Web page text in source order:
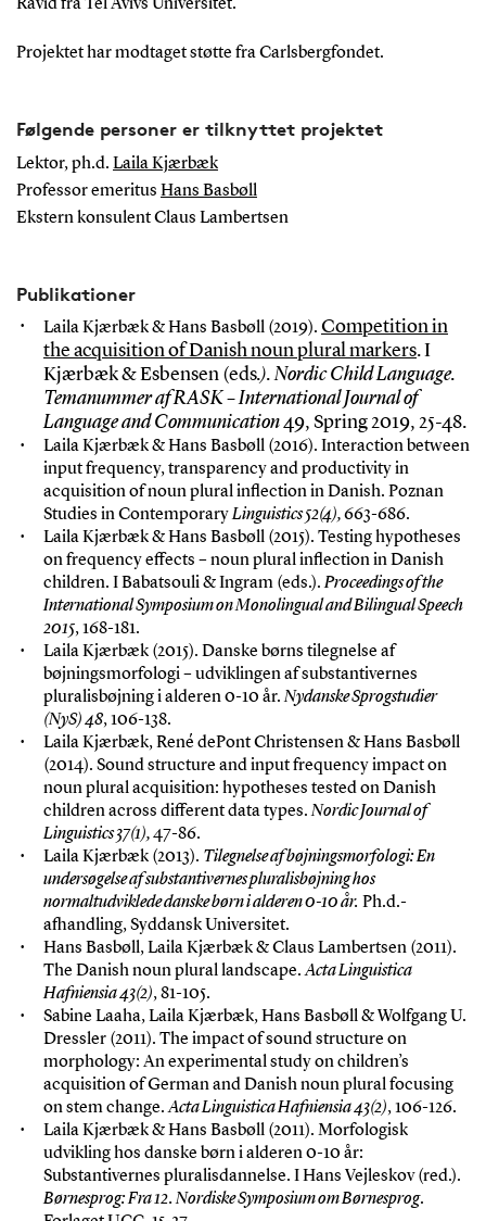
Ravid fra Tel Avivs Universitet.
Projektet har modtaget støtte fra Carlsbergfondet.
Følgende personer er tilknyttet projektet
Lektor, ph.d. Laila Kjærbæk
Professor emeritus Hans Basbøll
Ekstern konsulent Claus Lambertsen
Publikationer
Laila Kjærbæk & Hans Basbøll (2019). Competition in
the acquisition of Danish noun plural markers. I
Kjærbæk & Esbensen (eds.). Nordic Child Language.
Temanummer af RASK – International Journal of
Language and Communication49, Spring 2019, 25-48.
Laila Kjærbæk & Hans Basbøll (2016). Interaction between
input frequency, transparency and productivity in
acquisition of noun plural inflection in Danish. Poznan
Studies in ContemporaryLinguistics 52(4),663-686.
Laila Kjærbæk & Hans Basbøll (2015). Testing hypotheses
on frequency effects – noun plural inflection in Danish
children. I Babatsouli & Ingram (eds.).Proceedings of the
International Symposium on Monolingual and Bilingual Speech
2015, 168-181.
Laila Kjærbæk (2015). Danske børns tilegnelse af
bøjningsmorfologi – udviklingen af substantivernes
pluralisbøjning i alderen 0-10 år.Nydanske Sprogstudier
(NyS) 48, 106-138.
Laila Kjærbæk, René dePont Christensen & Hans Basbøll
(2014). Sound structure and input frequency impact on
noun plural acquisition: hypotheses tested on Danish
children across different data types.Nordic Journal of
Linguistics 37(1),47-86.
Laila Kjærbæk (2013). Tilegnelse af bøjningsmorfologi: En
undersøgelse af substantivernes pluralisbøjning hos
normaltudviklede danske børn i alderen 0-10 år. Ph.d.-
afhandling, Syddansk Universitet.
Hans Basbøll, Laila Kjærbæk & Claus Lambertsen (2011).
The Danish noun plural landscape.Acta Linguistica
Hafniensia 43(2), 81-105.
Sabine Laaha, Laila Kjærbæk, Hans Basbøll & Wolfgang U.
Dressler (2011). The impact of sound structure on
morphology: An experimental study on children’s
acquisition of German and Danish noun plural focusing
on stem change.Acta Linguistica Hafniensia 43(2), 106-126.
Laila Kjærbæk & Hans Basbøll (2011). Morfologisk
udvikling hos danske børn i alderen 0-10 år:
Substantivernes pluralisdannelse. I Hans Vejleskov (red.).
Børnesprog: Fra 12. Nordiske Symposium om Børnesprog.